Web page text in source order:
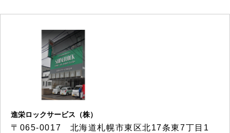
進栄ロックサービス（株）
〒065-0017 北海道札幌市東区北17条東7丁目1